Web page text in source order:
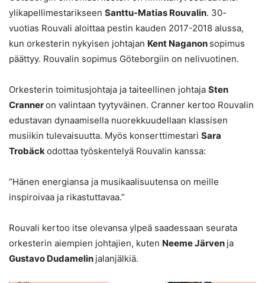
ylikapellimestarikseen Santtu-Matias Rouvalin. 30-
vuotias Rouvali aloittaa pestin kauden 2017-2018 alussa,
kun orkesterin nykyisen johtajan Kent Naganon sopimus
päättyy. Rouvalin sopimus Göteborgiin on nelivuotinen.
Orkesterin toimitusjohtaja ja taiteellinen johtaja Sten
Cranneron valintaan tyytyväinen. Cranner kertoo Rouvalin
edustavan dynaamisella nuorekkuudellaan klassisen
musiikin tulevaisuutta. Myös konserttimestari Sara
Trobäckodottaa työskentelyä Rouvalin kanssa:
”Hänen energiansa ja musikaalisuutensa on meille
inspiroivaa ja rikastuttavaa.”
Rouvali kertoo itse olevansa ylpeä saadessaan seurata
orkesterin aiempien johtajien, kuten Neeme Järven ja
Gustavo Dudamelin jalanjälkiä.